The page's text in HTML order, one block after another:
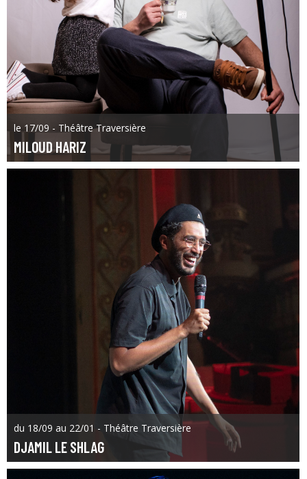
le 17/09 - Théâtre Traversière
MILOUD HARIZ
du 18/09 au 22/01 - Théâtre Traversière
DJAMIL LE SHLAG